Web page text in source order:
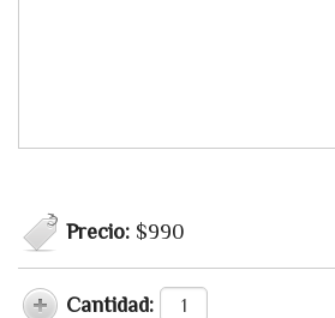
Precio: $990
Cantidad: